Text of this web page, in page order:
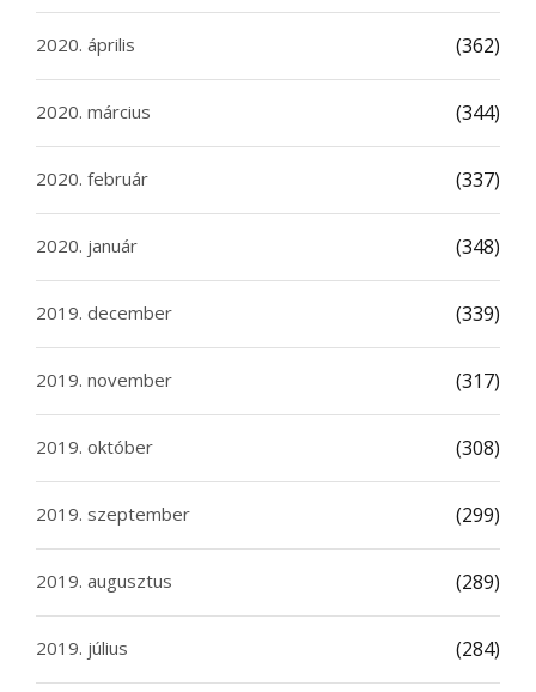
2020. április (362)
2020. március (344)
2020. február (337)
2020. január (348)
2019. december (339)
2019. november (317)
2019. október (308)
2019. szeptember (299)
2019. augusztus (289)
2019. július (284)